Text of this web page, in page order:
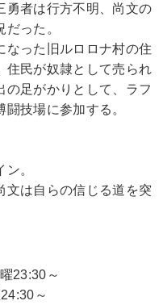
勇者は行方不明、尚文の
った。
なった旧ルロロナ村の住
住民が奴隷として売られ
の足がかりとして、ラフ
技場に参加する。
。
文は自らの信じる道を突
23:30～
～